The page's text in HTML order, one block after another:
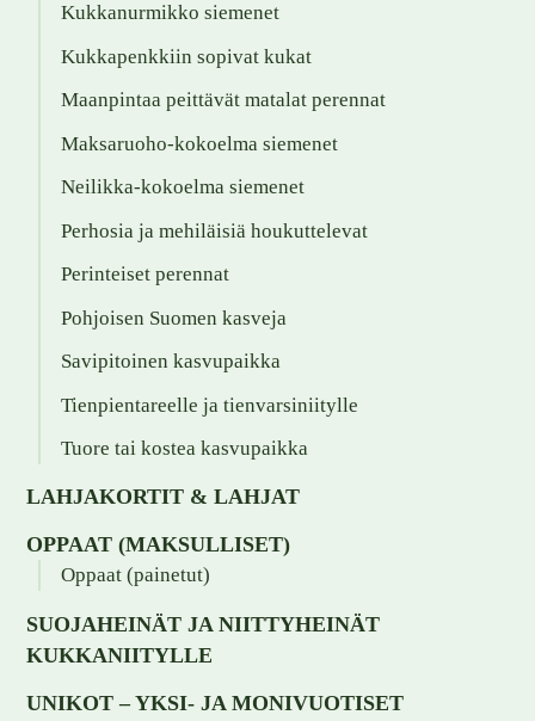
Kukkanurmikko siemenet
Kukkapenkkiin sopivat kukat
Maanpintaa peittävät matalat perennat
Maksaruoho-kokoelma siemenet
Neilikka-kokoelma siemenet
Perhosia ja mehiläisiä houkuttelevat
Perinteiset perennat
Pohjoisen Suomen kasveja
Savipitoinen kasvupaikka
Tienpientareelle ja tienvarsiniitylle
Tuore tai kostea kasvupaikka
LAHJAKORTIT & LAHJAT
OPPAAT (MAKSULLISET)
Oppaat (painetut)
SUOJAHEINÄT JA NIITTYHEINÄT
KUKKANIITYLLE
UNIKOT – YKSI- JA MONIVUOTISET